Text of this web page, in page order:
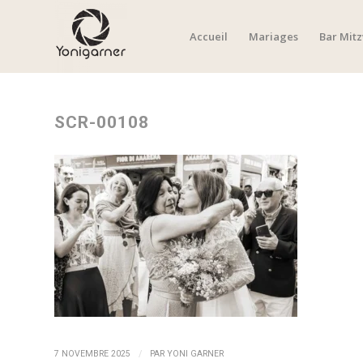
Accueil Mariages Bar
SCR-00108
7 NOVEMBRE 2025 / PAR YONI GARNER